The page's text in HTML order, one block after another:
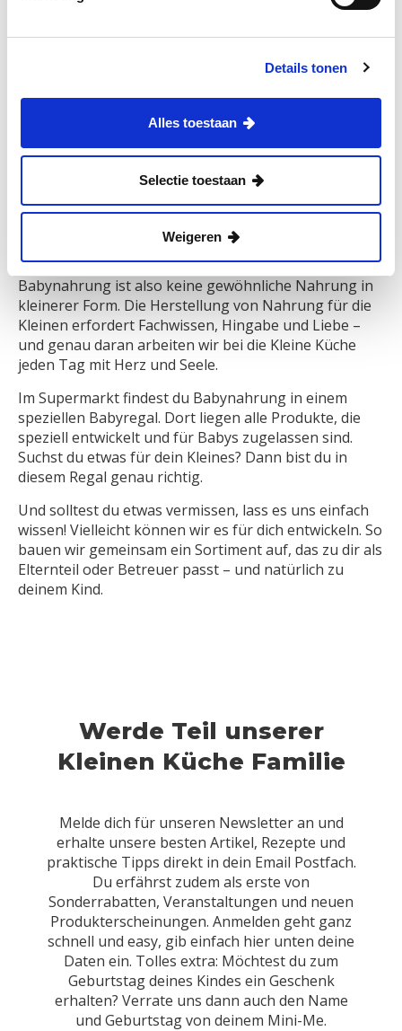
Details tonen
Alles toestaan
Selectie toestaan
Weigeren
Erfahrung es mit verschiedenen Arten von Nahrung
denken wir sorgfältig über die Form der Nahrung
nach, um Erstickungsgefahr zu vermeiden. Eine
Allerkleinsten also nicht so schnell finden. All diese
Entscheidungen treffen wir bewusst, damit du als
Elternteil auf eine sichere und altersgerechte
Kennzeichnung unserer Produkte vertrauen kannst.
Babynahrung ist also keine gewöhnliche Nahrung in
kleinerer Form. Die Herstellung von Nahrung für die
Kleinen erfordert Fachwissen, Hingabe und Liebe –
und genau daran arbeiten wir bei die Kleine Küche
jeden Tag mit Herz und Seele.
Im Supermarkt findest du Babynahrung in einem
speziellen Babyregal. Dort liegen alle Produkte, die
speziell entwickelt und für Babys zugelassen sind.
Suchst du etwas für dein Kleines? Dann bist du in
diesem Regal genau richtig.
Und solltest du etwas vermissen, lass es uns einfach
wissen! Vielleicht können wir es für dich entwickeln. So
bauen wir gemeinsam ein Sortiment auf, das zu dir als
Elternteil oder Betreuer passt – und natürlich zu
deinem Kind.
Werde Teil unserer
Kleinen Küche Familie
Melde dich für unseren Newsletter an und
erhalte unsere besten Artikel, Rezepte und
praktische Tipps direkt in dein Email Postfach.
Du erfährst zudem als erste von
Sonderrabatten, Veranstaltungen und neuen
Produkterscheinungen. Anmelden geht ganz
schnell und easy, gib einfach hier unten deine
Daten ein. Tolles extra: Möchtest du zum
Geburtstag deines Kindes ein Geschenk
erhalten? Verrate uns dann auch den Name
und Geburtstag von deinem Mini-Me.